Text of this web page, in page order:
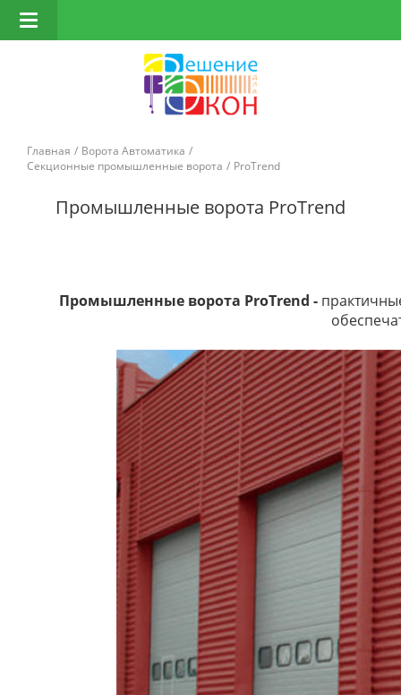
Открыть
навигацию
Главная
Ворота Автоматика
Секционные промышленные ворота
ProTrend
Промышленные ворота ProTrend
Промышленные ворота ProTrend -